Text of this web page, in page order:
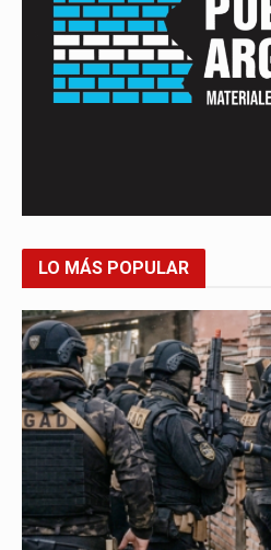
LO MÁS POPULAR